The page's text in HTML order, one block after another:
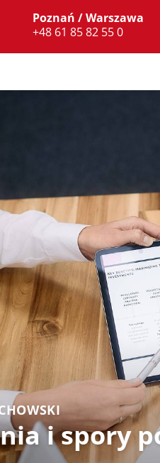
Poznań / Warszawa
+48 61 85 82 55 0
i spory